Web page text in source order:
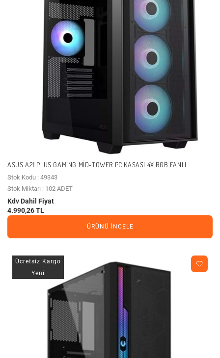
ASUS A21 PLUS GAMING MID-TOWER PC KASASI 4X RGB FANLI
Stok Kodu : 49343
Stok Miktarı : 102 ADET
Kdv Dahil Fiyat
4.990,26 TL
ÜRÜNÜ İNCELE
Ücretsiz Kargo
Yeni